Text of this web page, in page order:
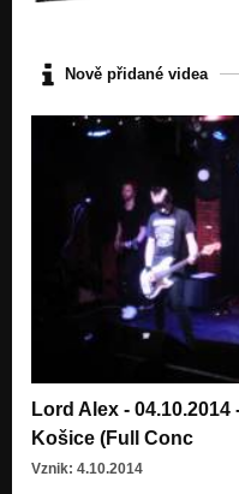
Nově přidané videa
Lord Alex -
Košice (Full Conc
Vznik: 4.10.2014